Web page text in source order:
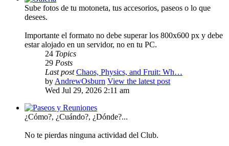
Sube fotos de tu motoneta, tus accesorios, paseos o lo que
desees.
Importante el formato no debe superar los 800x600 px y debe
estar alojado en un servidor, no en tu PC.
24 Topics
29 Posts
Last post Chaos, Physics, and Fruit: Wh…
by AndrewOsburn View the latest post
Wed Jul 29, 2026 2:11 am
Paseos y Reuniones
¿Cómo?, ¿Cuándo?, ¿Dónde?...
No te pierdas ninguna actividad del Club.